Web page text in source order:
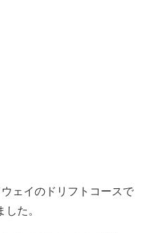
ェイのドリフトコースで
た。